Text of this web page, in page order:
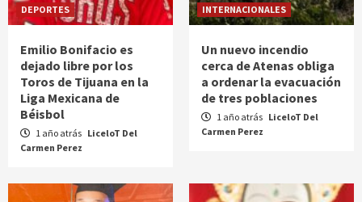
DEPORTES
Emilio Bonifacio es
dejado libre por los
Toros de Tijuana en la
Liga Mexicana de
Béisbol
1 año atrás LiceloT Del
Carmen Perez
INTERNACIONALES
Un nuevo incendio
cerca de Atenas obliga
a ordenar la evacuación
de tres poblaciones
1 año atrás LiceloT Del
Carmen Perez